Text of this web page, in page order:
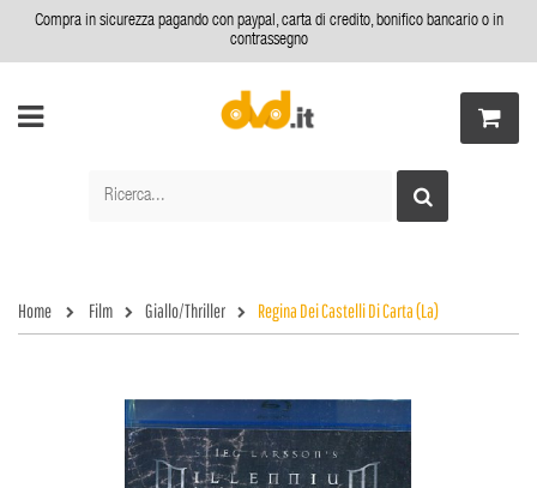
Compra in sicurezza pagando con paypal, carta di credito, bonifico bancario o in
contrassegno
Home Film Giallo/Thriller Regina Dei Castelli Di Carta (La)